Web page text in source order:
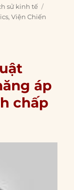
sử kinh tế
,Viện Chiến
áp
chấp